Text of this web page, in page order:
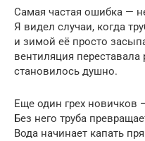
Самая частая ошибка —
Я видел случаи, когда
и зимой её просто
вентиляция переставала
становилось душно.
Еще один грех новичков
Без него труба
Вода начинает капать